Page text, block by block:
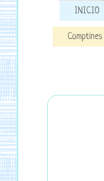
INICIO
Comptines